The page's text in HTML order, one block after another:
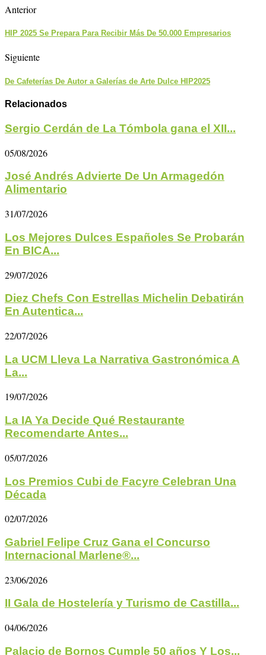
Anterior
HIP 2025 Se Prepara Para Recibir Más De 50.000 Empresarios
Siguiente
De Cafeterías De Autor a Galerías de Arte Dulce HIP2025
Relacionados
Sergio Cerdán de La Tómbola gana el XII...
05/08/2026
José Andrés Advierte De Un Armagedón
Alimentario
31/07/2026
Los Mejores Dulces Españoles Se Probarán
En BICA...
29/07/2026
Diez Chefs Con Estrellas Michelin Debatirán
En Autentica...
22/07/2026
La UCM Lleva La Narrativa Gastronómica A
La...
19/07/2026
La IA Ya Decide Qué Restaurante
Recomendarte Antes...
05/07/2026
Los Premios Cubi de Facyre Celebran Una
Década
02/07/2026
Gabriel Felipe Cruz Gana el Concurso
Internacional Marlene®...
23/06/2026
II Gala de Hostelería y Turismo de Castilla...
04/06/2026
Palacio de Bornos Cumple 50 años Y Los...